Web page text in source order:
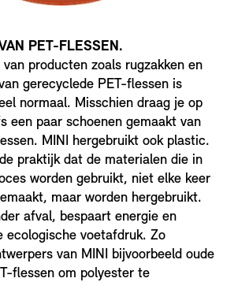
PET-FLESSEN.
producten zoals rugzakken en
gerecyclede PET-flessen is
normaal. Misschien draag je op
een paar schoenen gemaakt van
MINI hergebruikt ook plastic.
praktijk dat de materialen die in
worden gebruikt, niet elke keer
maar worden hergebruikt.
afval, bespaart energie en
ecologische voetafdruk. Zo
van MINI bijvoorbeeld oude
flessen om polyester te